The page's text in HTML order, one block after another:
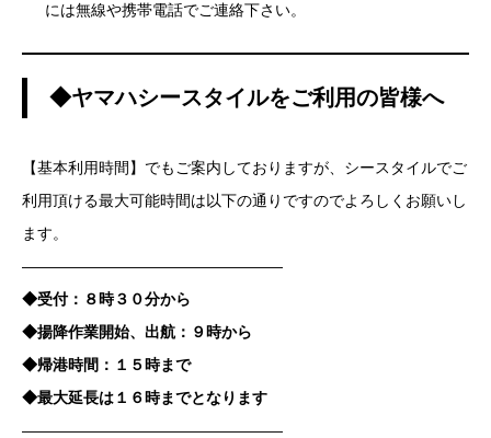
には無線や携帯電話でご連絡下さい。
◆ヤマハシースタイルをご利用の皆様へ
【基本利用時間】でもご案内しておりますが、シースタイルでご
利用頂ける最大可能時間は以下の通りですのでよろしくお願いし
ます。
—————————————————
◆受付：８時３０分から
◆揚降作業開始、出航：９時から
◆帰港時間：１５時まで
◆最大延長は１６時までとなります
—————————————————